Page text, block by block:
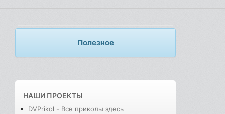
Полезное
НАШИ ПРОЕКТЫ
DVPrikol - Все приколы здесь